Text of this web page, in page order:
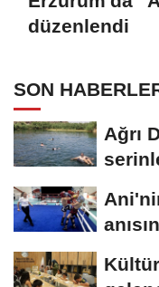
düzenlendi
SON
Ağrı